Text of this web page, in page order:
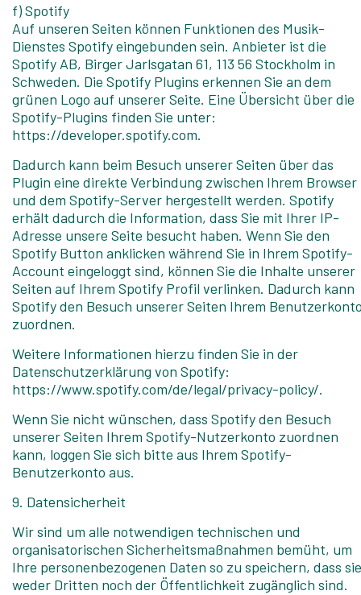
f) Spotify
Auf unseren Seiten können Funktionen des Musik-
Dienstes Spotify eingebunden sein. Anbieter ist die
Spotify AB, Birger Jarlsgatan 61, 113 56 Stockholm in
Schweden. Die Spotify Plugins erkennen Sie an dem
grünen Logo auf unserer Seite. Eine Übersicht über die
Spotify-Plugins finden Sie unter:
https://developer.spotify.com.
Dadurch kann beim Besuch unserer Seiten über das
Plugin eine direkte Verbindung zwischen Ihrem Browser
und dem Spotify-Server hergestellt werden. Spotify
erhält dadurch die Information, dass Sie mit Ihrer IP-
Adresse unsere Seite besucht haben. Wenn Sie den
Spotify Button anklicken während Sie in Ihrem Spotify-
Account eingeloggt sind, können Sie die Inhalte unserer
Seiten auf Ihrem Spotify Profil verlinken. Dadurch kann
Spotify den Besuch unserer Seiten Ihrem
zuordnen.
Weitere Informationen hierzu finden Sie in der
Datenschutzerklärung von Spotify:
https://www.spotify.com/de/legal/privacy-policy/.
Wenn Sie nicht wünschen, dass Spotify den Besuch
unserer Seiten Ihrem Spotify-Nutzerkonto zuordnen
kann, loggen Sie sich bitte aus Ihrem Spotify-
Benutzerkonto aus.
9. Datensicherheit
Wir sind um alle notwendigen technischen und
organisatorischen Sicherheitsmaßnahmen bemüht, um
Ihre personenbezogenen Daten so zu speichern, dass sie
weder Dritten noch der Öffentlichkeit zugänglich sind.